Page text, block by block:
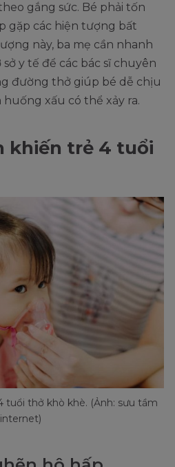
gắng sức. Bé phải tốn
gặp các hiện tượng bất
này, ba mẹ cần nhanh
y tế để các bác sĩ chuyên
đường thở giúp bé dễ chịu
xấu có thể xảy ra.
khiến trẻ 4 tuổi
tuổi thở khò khè. (Ảnh: sưu tầm
internet)